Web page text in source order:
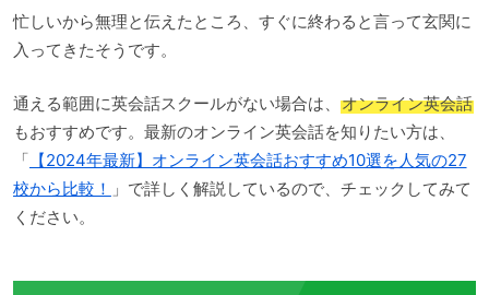
忙しいから無理と伝えたところ、すぐに終わると言って玄関に
入ってきたそうです。
通える範囲に英会話スクールがない場合は、 オンライン英会話
もおすすめです。最新のオンライン英会話を知りたい方は、
「 【2024年最新】オンライン英会話おすすめ10選を人気の27
校から比較！ 」で詳しく解説しているので、チェックしてみて
ください。